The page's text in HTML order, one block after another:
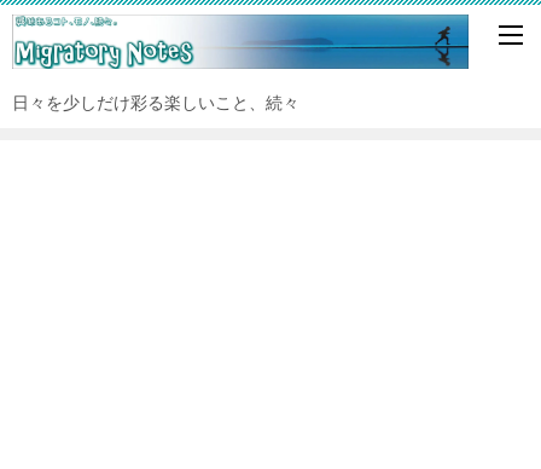
日々を少しだけ彩る楽しいこと、続々